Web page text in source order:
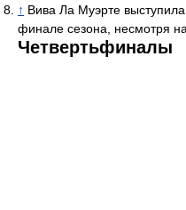
↑ Вива Ла Муэрте
финале сезона, несмотря
Четвертьфиналы